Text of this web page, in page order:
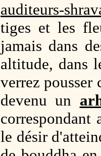
auditeurs-
tiges et les
jamais dans
altitude, dans
verrez
devenu un
correspondant
le désir